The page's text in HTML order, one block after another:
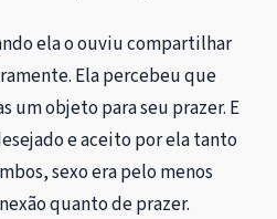
ela o ouviu compartilhar
Ela percebeu que
um objeto para seu prazer. E
e aceito por ela tanto
sexo era pelo menos
quanto de prazer.